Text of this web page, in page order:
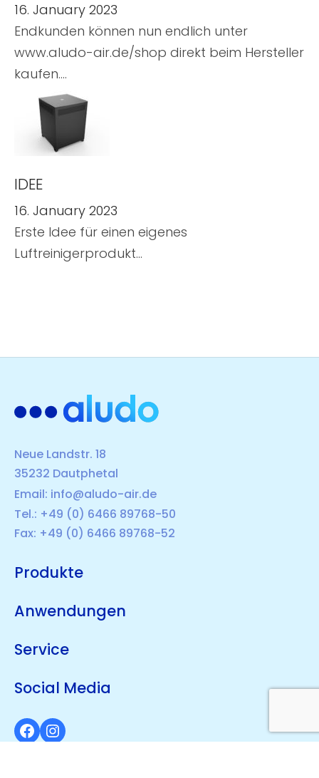
16. January 2023
Endkunden können nun endlich unter
www.aludo-air.de/shop direkt beim Hersteller
kaufen.…
IDEE
16. January 2023
Erste Idee für einen eigenes
Luftreinigerprodukt…
Neue Landstr. 18
35232 Dautphetal
Email: info@aludo-air.de
Tel.: +49 (0) 6466 89768-50
Fax: +49 (0) 6466 89768-52
Produkte
Anwendungen
Service
Social Media
Facebook
Instagram